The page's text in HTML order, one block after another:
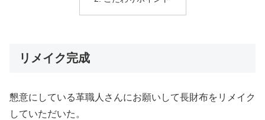
リメイク完成
懇意にしている革職人さんにお願いして長財布をリメイク
していただいた。